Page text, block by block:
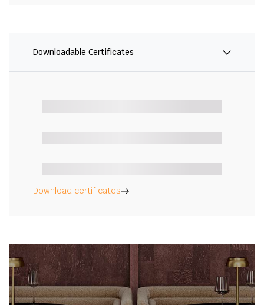
Downloadable Certificates
Download certificates